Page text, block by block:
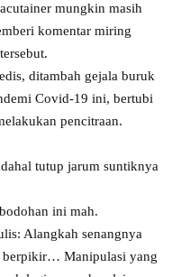
mungkin masih
komentar miring
ditambah gejala buruk
Covid-19 ini, bertubi
pencitraan.
tutup jarum suntiknya
ini mah.
Alangkah senangnya
berpikir… Manipulasi yang